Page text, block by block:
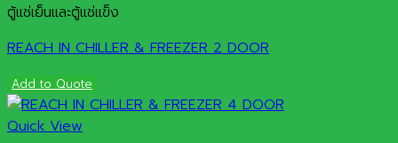
ตู้แช่เย็นและตู้แช่แข็ง
REACH IN CHILLER & FREEZER 2 DOOR
Add to Quote
Quick View